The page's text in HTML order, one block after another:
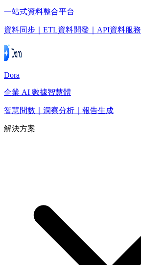
一站式資料整合平台
資料同步｜ETL資料開發｜API資料服務
Dora
企業 AI 數據智慧體
智慧問數｜洞察分析｜報告生成
解決方案